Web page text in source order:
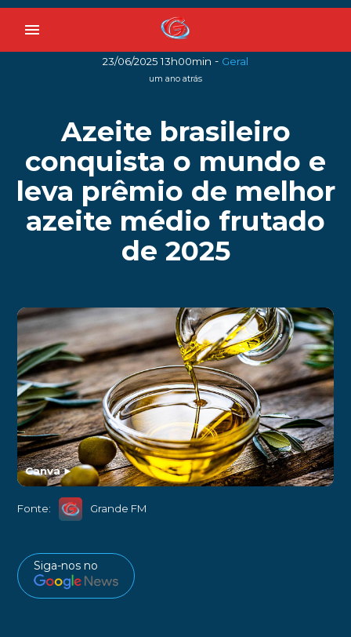
menu
23/06/2025 13h00min - Geral
um ano atrás
Azeite brasileiro
conquista o mundo e
leva prêmio de melhor
azeite médio frutado
de 2025
Canva►
Fonte: Grande FM
Siga-nos no